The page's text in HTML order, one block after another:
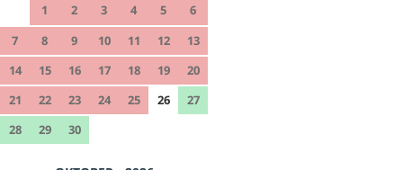
1 2 3 4 5
6
7
8 9 10 11 12
13
14
15 16 17 18 19
20
21
22 23 24 25 26
27
28
29 30